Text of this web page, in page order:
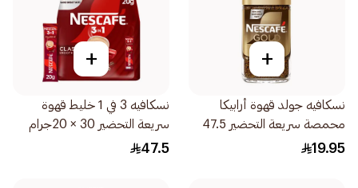
+
نسكافيه جولد قهوة أرابيكا
محمصة سريعة التحضير 47.5
جرام
19.95
+
نسكافيه 3 في 1 خليط قهوة
سريعة التحضير 30 × 20جرام
47.5